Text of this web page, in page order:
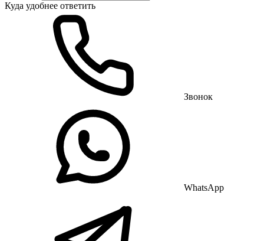
Куда удобнее ответить
Звонок
WhatsApp